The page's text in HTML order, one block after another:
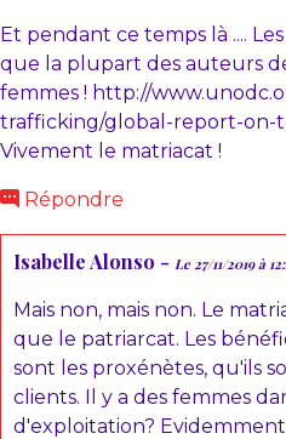
Et pendant ce temps là ....
que la plupart des auteurs
femmes ! http://
trafficking/global-report-on-
Vivement le matriacat !
Répondre
Isabelle Alonso - Le 27/11/2019 à
Mais non, mais non. Le
que le patriarcat. Les
sont les proxénètes, qu'ils
clients. Il y a des femmes
d'exploitation?